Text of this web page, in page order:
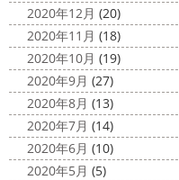
2020年12月 (20)
2020年11月 (18)
2020年10月 (19)
2020年9月 (27)
2020年8月 (13)
2020年7月 (14)
2020年6月 (10)
2020年5月 (5)